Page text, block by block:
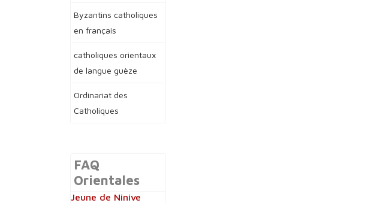
Byzantins catholiques
en français
catholiques orientaux
de langue guèze
Ordinariat des
Catholiques
FAQ
Orientales
Jeune de Ninive